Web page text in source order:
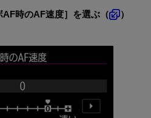
AF時のAF速度］を選ぶ（
）